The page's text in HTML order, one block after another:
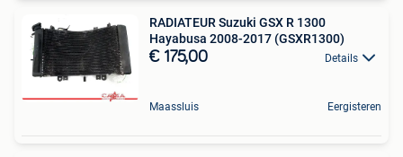
RADIATEUR Suzuki GSX R 1300
Hayabusa 2008-2017 (GSXR1300)
€ 175,00 Details
Maassluis Eergisteren